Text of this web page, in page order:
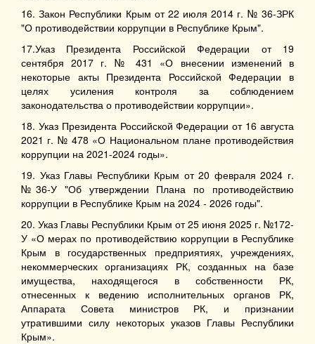
16. Закон Республики Крым от 22 июля 2014 г. № 36-ЗРК
"О противодействии коррупции в Республике Крым".
17.Указ Президента Российской Федерации от 19
сентября 2017 г. № 431 «О внесении изменений в
некоторые акты Президента Российской Федерации в
целях усиления контроля за соблюдением
законодательства о противодействии коррупции».
18. Указ Президента Российской Федерации от 16 августа
2021 г. № 478 «О Национальном плане противодействия
коррупции на 2021-2024 годы».
19. Указ Главы Республики Крым от 20 февраля 2024 г.
№36-У "Об утверждении Плана по противодействию
коррупции в Республике Крым на 2024 - 2026 годы".
20. Указ Главы Республики Крым от 25 июня 2025 г. №172-
У «О мерах по противодействию коррупции в Республике
Крым в государственных предприятиях, учреждениях,
некоммерческих организациях РК, созданных на базе
имущества, находящегося в собственности РК,
отнесенных к ведению исполнительных органов РК,
Аппарата Совета министров РК, и признании
утратившими силу некоторых указов Главы Республики
Крым».